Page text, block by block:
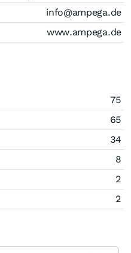
info@ampega.de
www.ampega.de
75
65
34
8
2
2